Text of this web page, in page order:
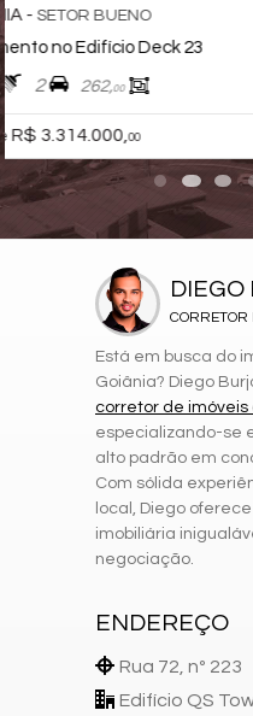
GOIÂNIA -
3 4
R$ 1.681.616,
DIEGO
CORRETOR
Está em busca do
Goiânia? Diego
corretor de
especializando-se
alto padrão em
Com sólida
local, Diego
imobiliária
negociação.
ENDEREÇO
Rua 72, nº 223
Edifício QS